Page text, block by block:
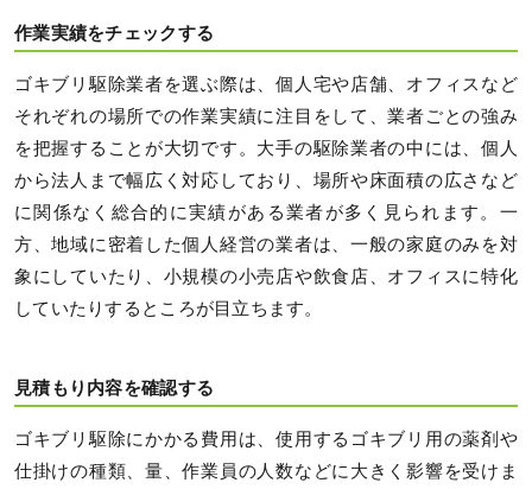
作業実績をチェックする
ゴキブリ駆除業者を選ぶ際は、個人宅や店舗、オフィスなど
それぞれの場所での作業実績に注目をして、業者ごとの強み
を把握することが大切です。大手の駆除業者の中には、個人
から法人まで幅広く対応しており、場所や床面積の広さなど
に関係なく総合的に実績がある業者が多く見られます。一
方、地域に密着した個人経営の業者は、一般の家庭のみを対
象にしていたり、小規模の小売店や飲食店、オフィスに特化
していたりするところが目立ちます。
見積もり内容を確認する
ゴキブリ駆除にかかる費用は、使用するゴキブリ用の薬剤や
仕掛けの種類、量、作業員の人数などに大きく影響を受けま